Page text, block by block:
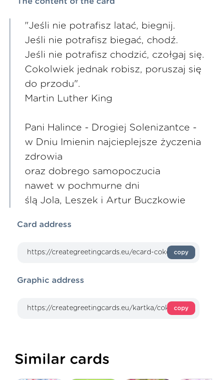
"Jeśli nie potrafisz latać, biegnij.
Jeśli nie potrafisz biegać, chodź.
Jeśli nie potrafisz chodzić, czołgaj się.
Cokolwiek jednak robisz, poruszaj się
do przodu".
Martin Luther King
Pani Halince - Drogiej Solenizantce -
w Dniu Imienin najcieplejsze życzenia
zdrowia
oraz dobrego samopoczucia
nawet w pochmurne dni
ślą Jola, Leszek i Artur Buczkowie
Card address
copy
Graphic address
copy
Similar cards